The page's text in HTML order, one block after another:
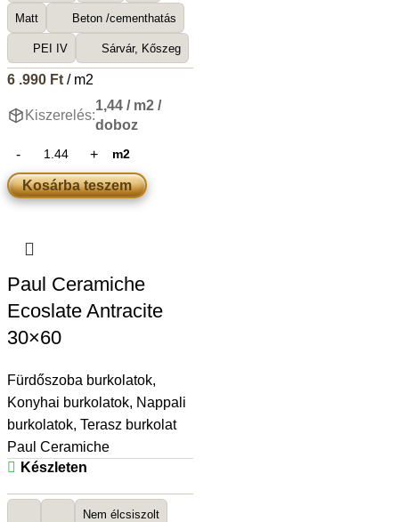
Matt Beton /cementhatás
PEI IV Sárvár, Kőszeg
6 .990 Ft/ m2
Kiszerelés:
1,44 / m2 /
doboz
m2
Kosárba teszem
Paul Ceramiche
Ecoslate Antracite
30×60
Fürdőszoba burkolatok,
Konyhai burkolatok, Nappali
burkolatok, Terasz burkolat
Paul Ceramiche
Készleten
Nem élcsiszolt